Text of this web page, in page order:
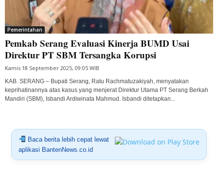
Pemerintahan
Pemkab Serang Evaluasi Kinerja BUMD Usai
Direktur PT SBM Tersangka Korupsi
Kamis 18 September 2025, 09:05 WIB
KAB. SERANG – Bupati Serang, Ratu Rachmatuzakiyah, menyatakan
keprihatinannya atas kasus yang menjerat Direktur Utama PT Serang Berkah
Mandiri (SBM), Isbandi Ardiwinata Mahmud. Isbandi ditetapkan...
Baca berita lebih cepat lewat
aplikasi BantenNews.co.id